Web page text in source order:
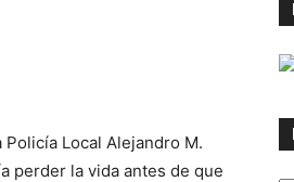
Local Alejandro M.
perder la vida antes de que